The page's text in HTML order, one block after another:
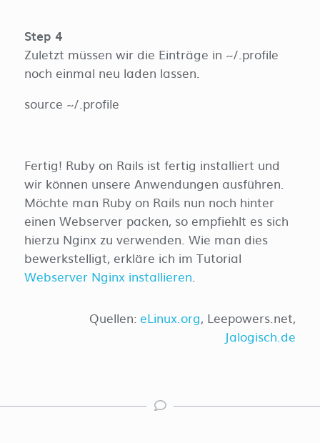
Step 4
Zuletzt müssen wir die Einträge in ~/.profile
noch einmal neu laden lassen.
source ~/.profile
Fertig! Ruby on Rails ist fertig installiert und
wir können unsere Anwendungen ausführen.
Möchte man Ruby on Rails nun noch hinter
einen Webserver packen, so empfiehlt es sich
hierzu Nginx zu verwenden. Wie man dies
bewerkstelligt, erkläre ich im Tutorial
Webserver Nginx installieren.
Quellen: eLinux.org, Leepowers.net,
Jalogisch.de